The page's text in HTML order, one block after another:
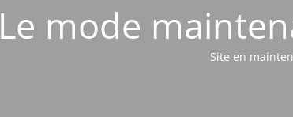
Le mode
Site en